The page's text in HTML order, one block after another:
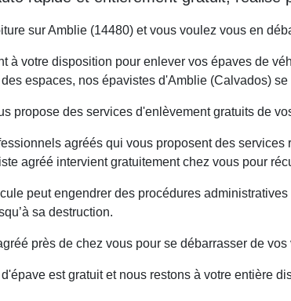
sur Amblie (14480) et vous voulez vous en
à votre disposition pour enlever vos épaves de
espaces, nos épavistes d'Amblie (Calvados)
propose des services d'enlèvement gratuits de
agréés qui vous proposent des
agréé intervient gratuitement chez vous pour
peut engendrer des procédures
sa destruction.
près de chez vous pour se débarrasser de
est gratuit et nous restons à votre entière